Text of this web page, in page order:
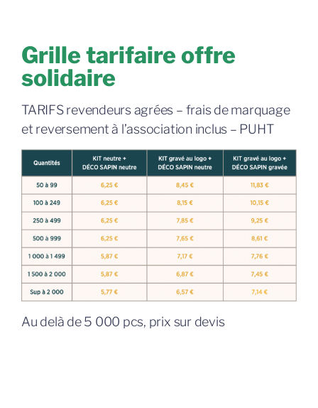
Grille tarifaire offre
solidaire
TARIFS revendeurs agrées – frais de marquage
et reversement à l’association inclus – PUHT
Au delà de 5 000 pcs, prix sur devis